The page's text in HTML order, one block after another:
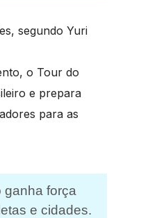
segundo Yuri
o Tour do
e prepara
para as
ganha força
e cidades.